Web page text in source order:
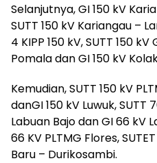
Selanjutnya, GI 150 kV
SUTT 150 kV Kariangau –
4 KIPP 150 kV, SUTT 150
Pomala dan GI 150 kV
Kemudian, SUTT 150 kV
danGI 150 kV Luwuk, SUTT
Labuan Bajo dan GI 66 kV
66 KV PLTMG Flores,
Baru – Durikosambi.